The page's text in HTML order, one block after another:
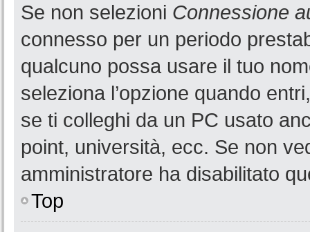
Se non selezioni Connessione
connesso per un periodo
qualcuno possa usare il tuo
seleziona l’opzione quando
se ti colleghi da un PC usato
point, università, ecc. Se non
amministratore ha disabilitato
Top